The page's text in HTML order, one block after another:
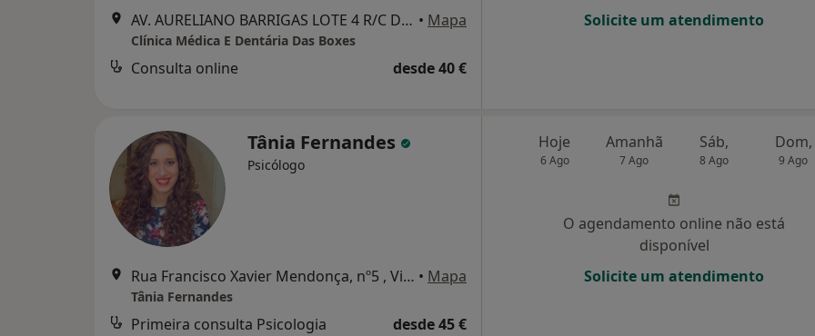
AV. AURELIANO BARRIGAS LOTE 4 R/C DTO, Vila Real • Mapa
Clínica Médica E Dentária Das Boxes
Consulta online desde 40 €
Solicite um atendimento
Tânia Fernandes
Psicólogo
Rua Francisco Xavier Mendonça, nº5 , Vila Real • Mapa
Tânia Fernandes
Primeira consulta Psicologia desde 45 €
Hoje
6 Ago
Amanhã
7 Ago
Sáb,
8 Ago
Dom,
9 Ago
O agendamento online não está
disponível
Solicite um atendimento